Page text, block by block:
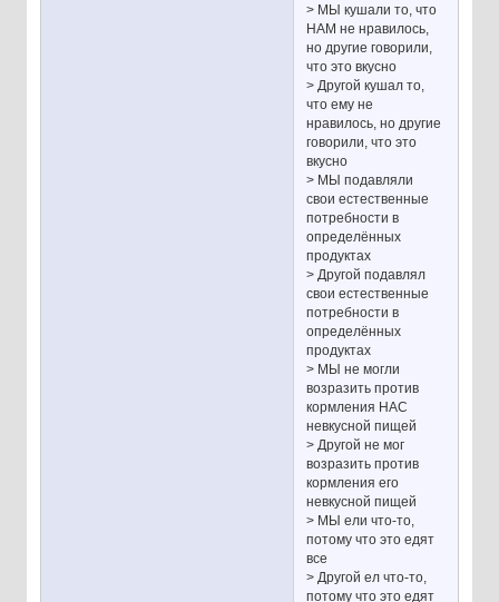
> МЫ кушали то, что
НАМ не нравилось,
но другие говорили,
что это вкусно
> Другой кушал то,
что ему не
нравилось, но другие
говорили, что это
вкусно
> МЫ подавляли
свои естественные
потребности в
определённых
продуктах
> Другой подавлял
свои естественные
потребности в
определённых
продуктах
> МЫ не могли
возразить против
кормления НАС
невкусной пищей
> Другой не мог
возразить против
кормления его
невкусной пищей
> МЫ ели что-то,
потому что это едят
все
> Другой ел что-то,
потому что это едят